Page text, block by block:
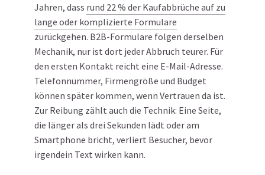
Jahren, dass rund 22 % der Kaufabbrüche auf zu
lange oder komplizierte Formulare
zurückgehen. B2B-Formulare folgen derselben
Mechanik, nur ist dort jeder Abbruch teurer. Für
den ersten Kontakt reicht eine E-Mail-Adresse.
Telefonnummer, Firmengröße und Budget
können später kommen, wenn Vertrauen da ist.
Zur Reibung zählt auch die Technik: Eine Seite,
die länger als drei Sekunden lädt oder am
Smartphone bricht, verliert Besucher, bevor
irgendein Text wirken kann.